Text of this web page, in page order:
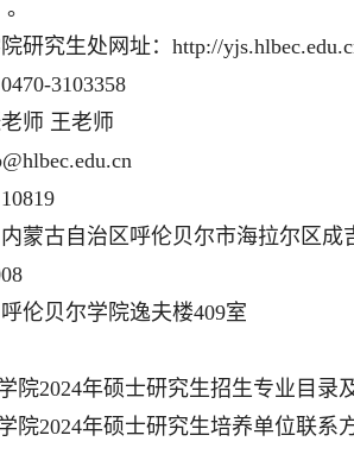
研究生处网址：http://
3103358
师 王老师
蒙古自治区呼伦贝尔市海拉尔区成
伦贝尔学院逸夫楼409室
院2024年硕士研究生招生专业目录
院2024年硕士研究生培养单位联系